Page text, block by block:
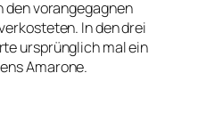
den vorangegagnen
In den drei
ursprünglich mal ein
Amarone.